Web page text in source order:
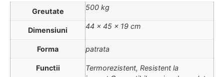
Greutate 500 kg
Dimensiuni 44 × 45 × 19 cm
Forma patrata
Functii
Termorezistent, Resistent la